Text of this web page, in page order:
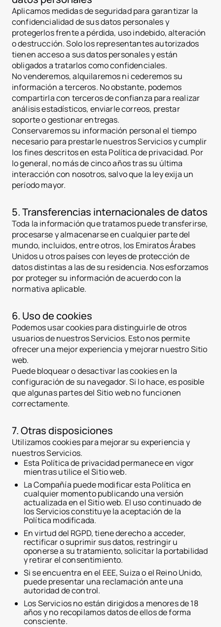
Aplicamos medidas de seguridad para garantizar la
confidencialidad de sus datos personales y
protegerlos frente a pérdida, uso indebido, alteración
o destrucción. Solo los representantes autorizados
tienen acceso a sus datos personales y están
obligados a tratarlos como confidenciales.
No venderemos, alquilaremos ni cederemos su
información a terceros. No obstante, podemos
compartirla con terceros de confianza para realizar
análisis estadísticos, enviarle correos, prestar
soporte o gestionar entregas.
Conservaremos su información personal el tiempo
necesario para prestarle nuestros Servicios y cumplir
los fines descritos en esta Política de privacidad. Por
lo general, no más de cinco años tras su última
interacción con nosotros, salvo que la ley exija un
período mayor.
5. Transferencias internacionales de datos
Toda la información que tratamos puede transferirse,
procesarse y almacenarse en cualquier parte del
mundo, incluidos, entre otros, los Emiratos Árabes
Unidos u otros países con leyes de protección de
datos distintas a las de su residencia. Nos esforzamos
por proteger su información de acuerdo con la
normativa aplicable.
6. Uso de cookies
Podemos usar cookies para distinguirle de otros
usuarios de nuestros Servicios. Esto nos permite
ofrecer una mejor experiencia y mejorar nuestro Sitio
web.
Puede bloquear o desactivar las cookies en la
configuración de su navegador. Si lo hace, es posible
que algunas partes del Sitio web no funcionen
correctamente.
7. Otras disposiciones
Utilizamos cookies para mejorar su experiencia y
nuestros Servicios.
Esta Política de privacidad permanece en vigor
mientras utilice el Sitio web.
La Compañía puede modificar esta Política en
cualquier momento publicando una versión
actualizada en el Sitio web. El uso continuado de
los Servicios constituye la aceptación de la
Política modificada.
En virtud del RGPD, tiene derecho a acceder,
rectificar o suprimir sus datos, restringir u
oponerse a su tratamiento, solicitar la portabilidad
y retirar el consentimiento.
Si se encuentra en el EEE, Suiza o el Reino Unido,
puede presentar una reclamación ante una
autoridad de control.
Los Servicios no están dirigidos a menores de 18
años y no recopilamos datos de ellos de forma
consciente.
Desarrolladores
Fondos de inversión
Empresas inmobiliarias
Instituciones financieras
Croacia
Francia
Georgia
Alemania
Grecia
Montenegro
Países Bajos
Portugal
Serbia
España
Suiza
Tailandia
Cómo funciona la
Plataforma
Precios